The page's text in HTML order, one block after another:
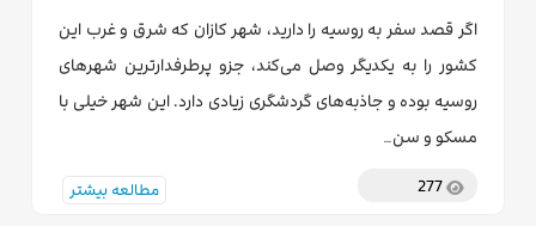
اگر قصد سفر به روسیه را دارید، شهر کازان که شرق و غرب این
کشور را به یکدیگر وصل می‌کند، جزو پرطرفدارترین شهرهای
روسیه بوده و جاذبه‌های گردشگری زیادی دارد. این شهر خیلی با
مسکو و سن…
مطالعه بیشتر